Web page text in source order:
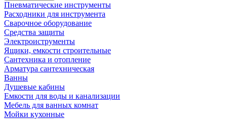
Пневматические инструменты
Расходники для инструмента
Сварочное оборудование
Средства защиты
Электроиструменты
Ящики, емкости строительные
Сантехника и отопление
Арматура сантехническая
Ванны
Душевые кабины
Емкости для воды и канализации
Мебель для ванных комнат
Мойки кухонные